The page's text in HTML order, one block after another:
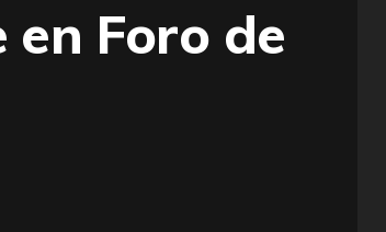
en Foro de